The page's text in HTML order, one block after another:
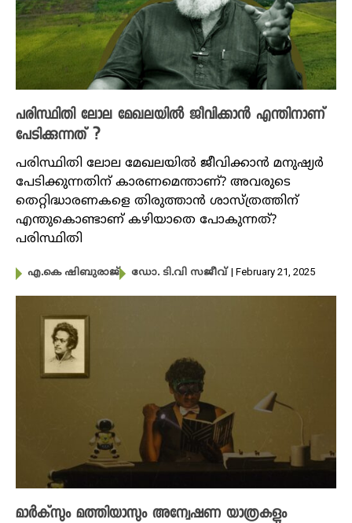
പരിസ്ഥിതി ലോല മേഖലയിൽ ജീവിക്കാൻ എന്തിനാണ്
പേടിക്കുന്നത് ?
പരിസ്ഥിതി ലോല മേഖലയിൽ ജീവിക്കാൻ മനുഷ്യർ
പേടിക്കുന്നതിന് കാരണമെന്താണ്? അവരുടെ
തെറ്റിദ്ധാരണകളെ തിരുത്താൻ ശാസ്ത്രത്തിന്
എന്തുകൊണ്ടാണ് കഴിയാതെ പോകുന്നത്?
പരിസ്ഥിതി
എ.കെ ഷിബുരാജ് ഡോ. ടി.വി സജീവ് | February 21, 2025
മാർക്‌സും മത്തിയാസും അന്വേഷണ യാത്രകളും